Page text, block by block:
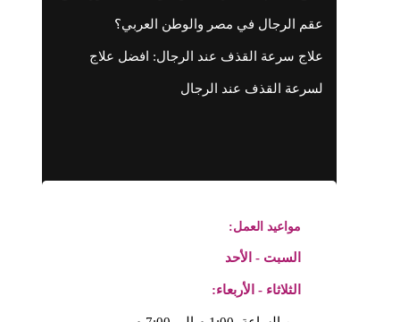
مواعيد العمل:
السبت - الأحد
الثلاثاء - الأربعاء:
عقم الرجال في مصر والوطن العربي؟
علاج سرعة القذف عند الرجال: افضل علاج
لسرعة القذف عند الرجال